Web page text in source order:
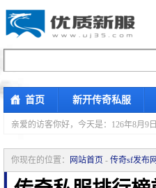
首页 新开传奇私服
亲爱的访客你好， 今天是：126年8月9
你现在的位置： 网站首页 - 传奇sf发布网